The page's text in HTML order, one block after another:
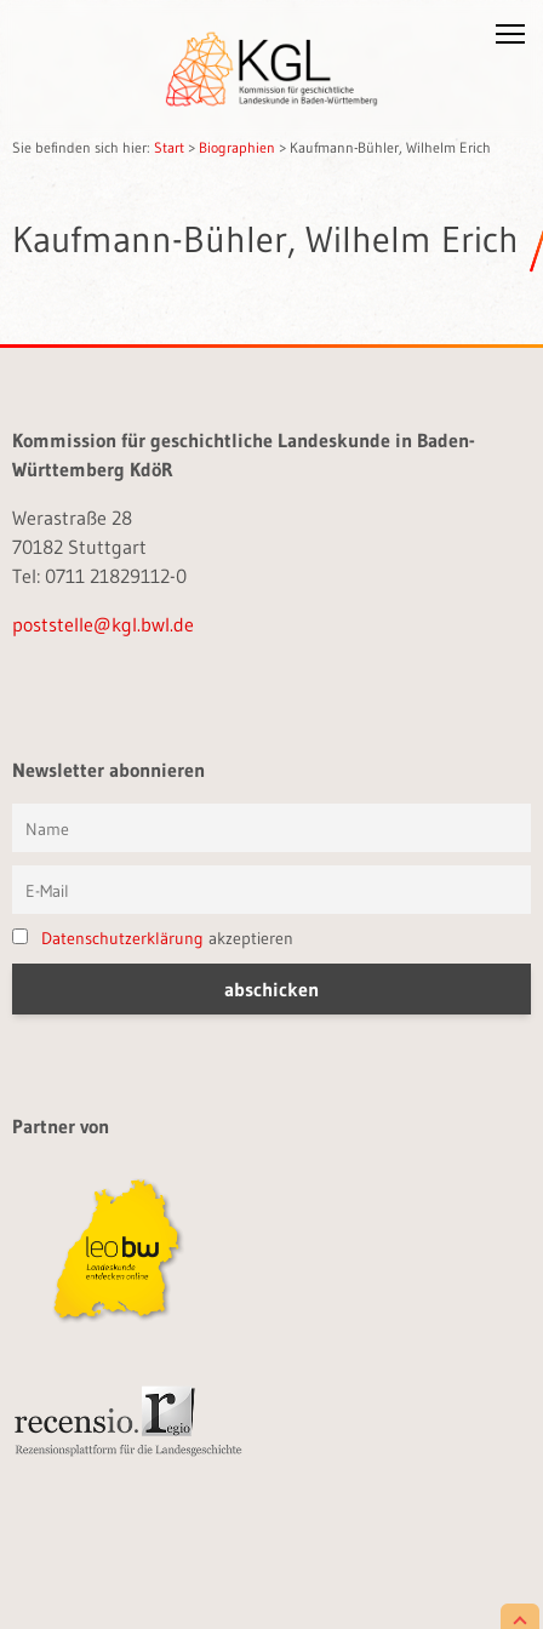
Sie befinden sich hier: Start > Biographien > Kaufmann-Bühler, Wilhelm Erich
Kaufmann-Bühler, Wilhelm Erich
Kommission für geschichtliche Landeskunde in Baden-
Württemberg KdöR
Werastraße 28
70182 Stuttgart
Tel: 0711 21829112-0
poststelle@kgl.bwl.de
Newsletter abonnieren
Datenschutzerklärung akzeptieren
Partner von